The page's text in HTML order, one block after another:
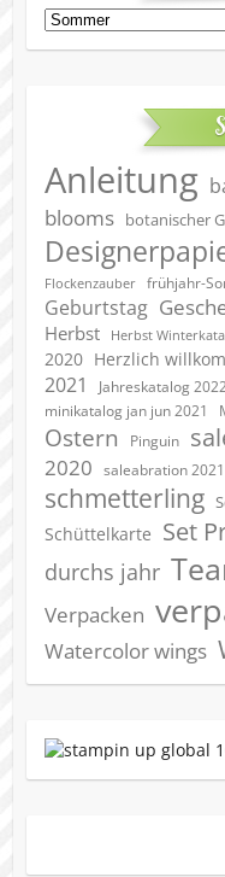
Kategorien
Anleitung
blooms botanischer
Flockenzauber frühjahr-
Geburtstag
Herbst Herbst
2020 Herzlich
2021
Jahreskatalog
minikatalog jan jun 2021
Ostern Pinguin
2020
saleabration 2021
schmetterling
Schüttelkarte Set
durchs jahr
Verpacken
Watercolor wings